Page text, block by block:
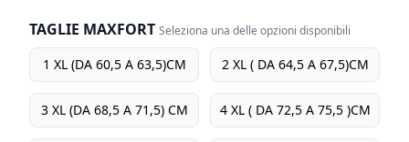
TAGLIE MAXFORT Seleziona una delle opzioni disponibili
TAGLIE MAXFORT
1 XL (DA 60,5 A 63,5)CM 2 XL ( DA 64,5 A 67,5)CM
3 XL (DA 68,5 A 71,5) CM 4 XL ( DA 72,5 A 75,5 )CM